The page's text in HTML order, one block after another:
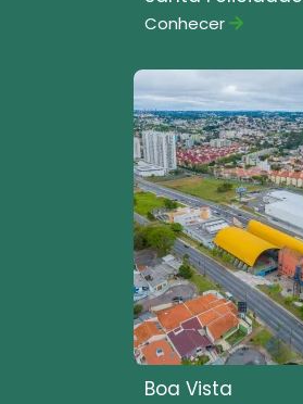
Conhecer
Boa Vista